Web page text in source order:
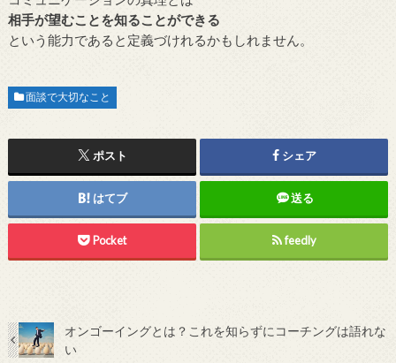
相手が望むことを知ることができる
という能力であると定義づけれるかもしれません。
面談で大切なこと
ポスト シェア
はてブ 送る
Pocket feedly
オンゴーイングとは？これを知らずにコーチングは語れな
い